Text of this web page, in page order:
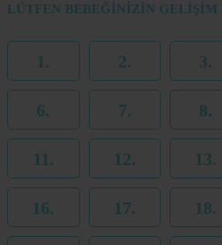
LÜTFEN BEBEĞİNİZİN GELİŞİM
1. 2. 3.
6. 7. 8.
11. 12. 13.
16. 17. 18.